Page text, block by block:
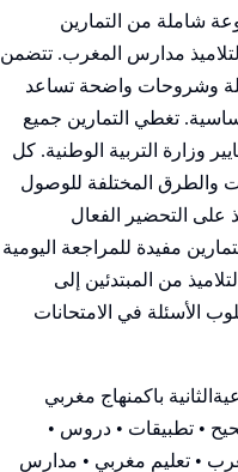
شاملة من التمارين
مدارس المغرب. تتضمن
وشروحات واضحة تساعد
تغطي التمارين جميع
وزارة التربية الوطنية. كل
المختلفة للوصول
على التحضير الفعال
مفيدة للمراجعة اليومية
من المبتدئين إلى
الأسئلة في الامتحانات
الثانية باكمنهاج مغربي
• تطبيقات • دروس •
• تعليم مغربي • مدارس